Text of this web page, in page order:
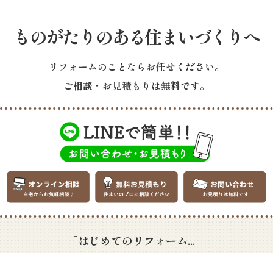
ものがたりのある住まいづくりへ
リフォームのことならお任せください。
ご相談・お見積もりは無料です。
「はじめてのリフォーム...」